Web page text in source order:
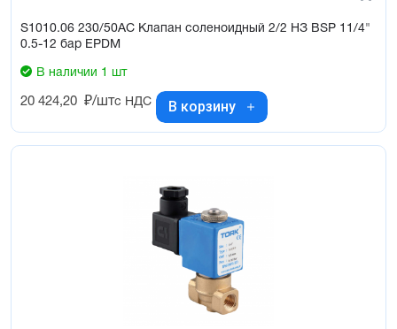
S1010.06 230/50AC Клапан соленоидный 2/2 НЗ BSP 11/4"
0.5-12 бар EPDM
В наличии 1 шт
20 424,20 ₽/штс НДС В корзину